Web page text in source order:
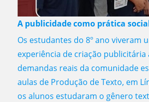
A publicidade como prática
Os estudantes do 8º ano viveram
experiência de criação
demandas reais da comunidade
aulas de Produção de Texto, em
os alunos estudaram o gênero